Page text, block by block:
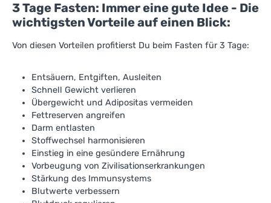
3 Tage Fasten: Immer eine gute Idee - Die
wichtigsten Vorteile auf einen Blick:
Von diesen Vorteilen profitierst Du beim Fasten für 3 Tage:
Entsäuern, Entgiften, Ausleiten
Schnell Gewicht verlieren
Übergewicht und Adipositas vermeiden
Fettreserven angreifen
Darm entlasten
Stoffwechsel harmonisieren
Einstieg in eine gesündere Ernährung
Vorbeugung von Zivilisationserkrankungen
Stärkung des Immunsystems
Blutwerte verbessern